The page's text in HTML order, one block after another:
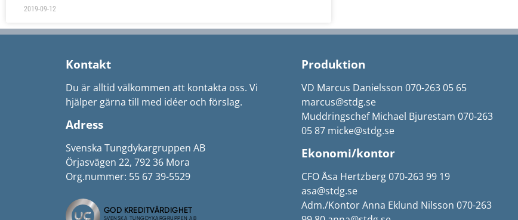
2019-09-12
Kontakt
Du är alltid välkommen att kontakta oss. Vi
hjälper gärna till med idéer och förslag.
Adress
Svenska Tungdykargruppen AB
Örjasvägen 22, 792 36 Mora
Org.nummer: 55 67 39-5529
Produktion
VD Marcus Danielsson 070-263 05 65
marcus@stdg.se
Muddringschef Michael Bjurestam 070-263
05 87 micke@stdg.se
Ekonomi/kontor
CFO Åsa Hertzberg 070-263 99 19
asa@stdg.se
Adm./Kontor Anna Eklund Nilsson 070-263